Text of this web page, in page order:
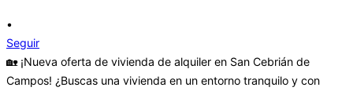
•
Seguir
🏡 ¡Nueva oferta de vivienda de alquiler en San Cebrián de
Campos! ¿Buscas una vivienda en un entorno tranquilo y con